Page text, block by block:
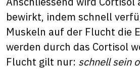
bewirkt, indem schnell
Muskeln auf der Flucht die
werden durch das Cortisol
Flucht gilt nur: schnell sein